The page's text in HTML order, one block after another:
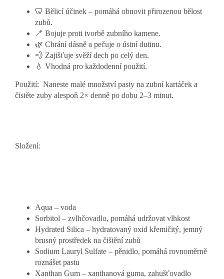
🦷 Bělicí účinek – pomáhá obnovit přirozenou bělost
zubů.
🪥 Bojuje proti tvorbě zubního kamene.
🌿 Chrání dásně a pečuje o ústní dutinu.
💨 Zajišťuje svěží dech po celý den.
💧 Vhodná pro každodenní použití.
Použití: Naneste malé množství pasty na zubní kartáček a
čistěte zuby alespoň 2× denně po dobu 2–3 minut.
Složení:
Aqua – voda
Sorbitol – zvlhčovadlo, pomáhá udržovat vlhkost
Hydrated Silica – hydratovaný oxid křemičitý, jemný
brusný prostředek na čištění zubů
Sodium Lauryl Sulfate – pěnidlo, pomáhá rovnoměrně
roznášet pastu
Xanthan Gum – xanthanová guma, zahušťovadlo